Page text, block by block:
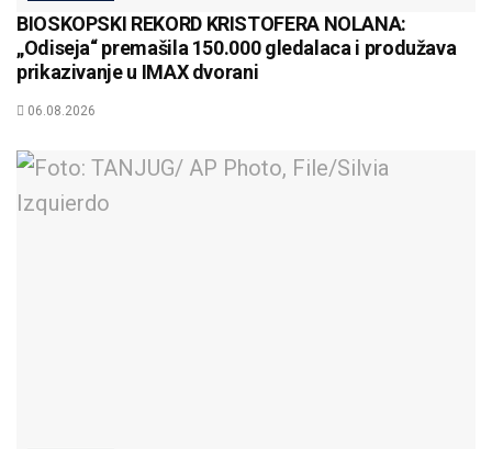
BIOSKOPSKI REKORD KRISTOFERA NOLANA:
„Odiseja“ premašila 150.000 gledalaca i produžava
prikazivanje u IMAX dvorani
06.08.2026